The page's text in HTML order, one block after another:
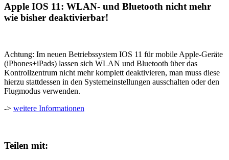
Apple IOS 11: WLAN- und Bluetooth nicht mehr
wie bisher deaktivierbar!
Achtung: Im neuen Betriebssystem IOS 11 für mobile Apple-Geräte
(iPhones+iPads) lassen sich WLAN und Bluetooth über das
Kontrollzentrum nicht mehr komplett deaktivieren, man muss diese
hierzu stattdessen in den Systemeinstellungen ausschalten oder den
Flugmodus verwenden.
-> weitere Informationen
Teilen mit: